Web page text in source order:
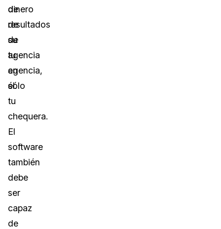
de
resultados
de
tu
agencia,
sólo
tu
chequera.
El
software
también
debe
ser
capaz
de
dinero
de
su
agencia
en
él.